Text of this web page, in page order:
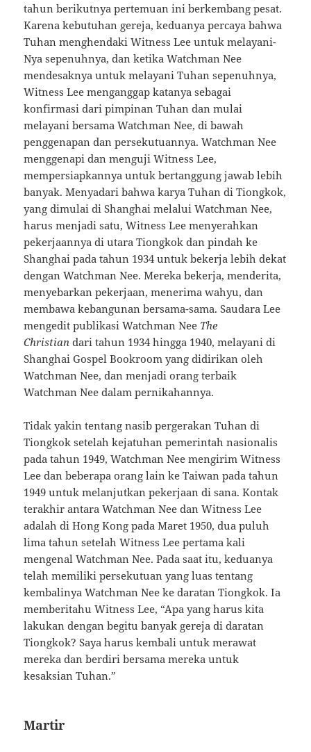
tahun berikutnya pertemuan ini berkembang pesat.
Karena kebutuhan gereja, keduanya percaya bahwa
Tuhan menghendaki Witness Lee untuk melayani-
Nya sepenuhnya, dan ketika Watchman Nee
mendesaknya untuk melayani Tuhan sepenuhnya,
Witness Lee menganggap katanya sebagai
konfirmasi dari pimpinan Tuhan dan mulai
melayani bersama Watchman Nee, di bawah
penggenapan dan persekutuannya. Watchman Nee
menggenapi dan menguji Witness Lee,
mempersiapkannya untuk bertanggung jawab lebih
banyak. Menyadari bahwa karya Tuhan di Tiongkok,
yang dimulai di Shanghai melalui Watchman Nee,
harus menjadi satu, Witness Lee menyerahkan
pekerjaannya di utara Tiongkok dan pindah ke
Shanghai pada tahun 1934 untuk bekerja lebih dekat
dengan Watchman Nee. Mereka bekerja, menderita,
menyebarkan pekerjaan, menerima wahyu, dan
membawa kebangunan bersama-sama. Saudara Lee
mengedit publikasi Watchman Nee The
Christian dari tahun 1934 hingga 1940, melayani di
Shanghai Gospel Bookroom yang didirikan oleh
Watchman Nee, dan menjadi orang terbaik
Watchman Nee dalam pernikahannya.
Tidak yakin tentang nasib pergerakan Tuhan di
Tiongkok setelah kejatuhan pemerintah nasionalis
pada tahun 1949, Watchman Nee mengirim Witness
Lee dan beberapa orang lain ke Taiwan pada tahun
1949 untuk melanjutkan pekerjaan di sana. Kontak
terakhir antara Watchman Nee dan Witness Lee
adalah di Hong Kong pada Maret 1950, dua puluh
lima tahun setelah Witness Lee pertama kali
mengenal Watchman Nee. Pada saat itu, keduanya
telah memiliki persekutuan yang luas tentang
kembalinya Watchman Nee ke daratan Tiongkok. Ia
memberitahu Witness Lee, “Apa yang harus kita
lakukan dengan begitu banyak gereja di daratan
Tiongkok? Saya harus kembali untuk merawat
mereka dan berdiri bersama mereka untuk
kesaksian Tuhan.”
Martir